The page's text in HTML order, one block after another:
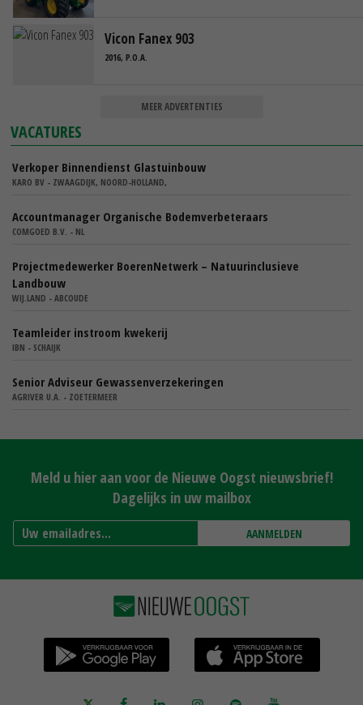
Vicon Fanex 903
2016, P.O.A.
MEER ADVERTENTIES
VACATURES
Verkoper Binnendienst Glastuinbouw
KARO BV - ZWAAGDIJK, NOORD-HOLLAND,
Accountmanager Organische Bodemverbeteraars
COMGOED B.V. - NL
Projectmedewerker BoerenNetwerk – Natuurinclusieve
Landbouw
WIJ.LAND - ABCOUDE
Teamleider instroom kwekerij
IBN - SCHAIJK
Senior Adviseur Gewassenverzekeringen
AGRIVER U.A. - ZOETERMEER
Meld u hier aan voor de Nieuwe Oogst nieuwsbrief!
Dagelijks in uw mailbox
AANMELDEN